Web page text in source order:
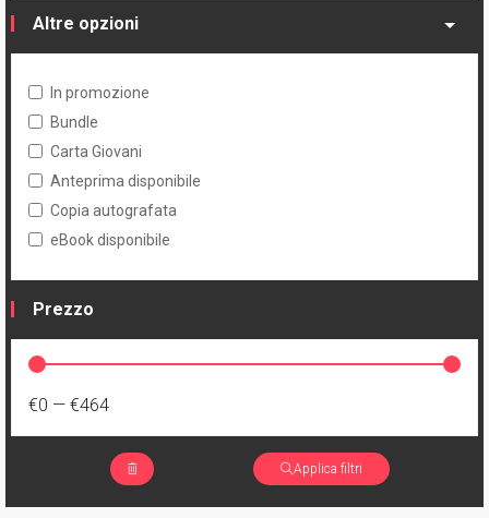
Altre opzioni
In promozione
Bundle
Carta Giovani
Anteprima disponibile
Copia autografata
eBook disponibile
Prezzo
€0 — €464
Applica filtri